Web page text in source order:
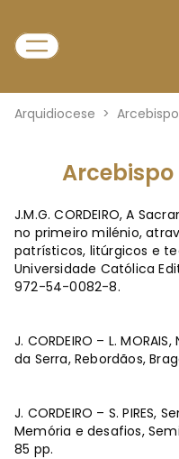
Arquidiocese >
Arcebispo
J.M.G. CORDEIRO, A
no primeiro milénio,
patrísticos, litúrgicos e
Universidade Católica
972-54-0082-8.
J. CORDEIRO – L.
da Serra, Rebordãos,
J. CORDEIRO – S. PIRES,
Memória e desafios,
85 pp.